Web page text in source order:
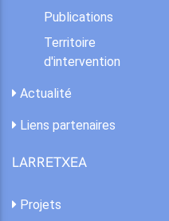
Publications
Territoire
d'intervention
Actualité
Liens partenaires
LARRETXEA
Projets